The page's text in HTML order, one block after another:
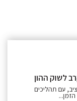
לשוק ההון
עם תהליכים
הזמן...